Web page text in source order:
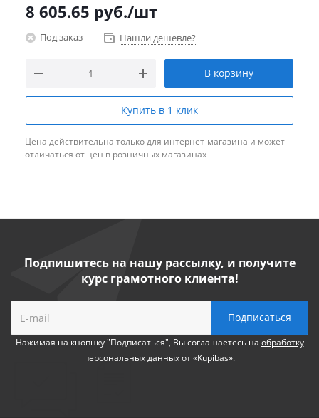
8 605.65 руб./шт
Под заказ Нашли дешевле?
В корзину
Купить в 1 клик
Цена действительна только для интернет-магазина и может
отличаться от цен в розничных магазинах
Подпишитесь на нашу рассылку, и получите
курс грамотного клиента!
Нажимая на кнопнку "Подписаться", Вы соглашаетесь на обработку
персональных данныхот «Kupibas».